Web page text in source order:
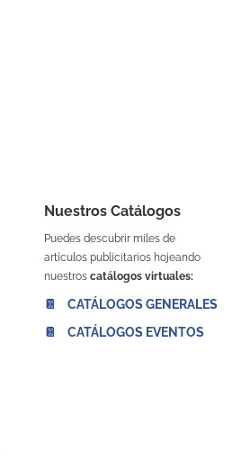
Nuestros Catálogos
Puedes descubrir miles de
artículos publicitarios hojeando
nuestros catálogos virtuales:
📔 CATÁLOGOS GENERALES
📔 CATÁLOGOS EVENTOS